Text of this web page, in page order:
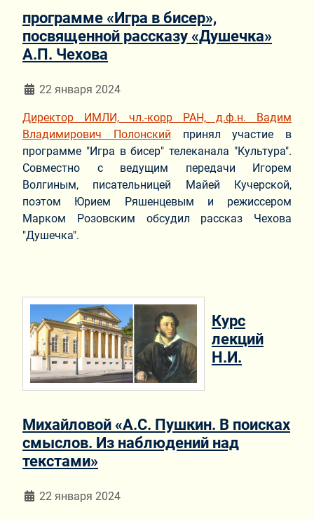
программе «Игра в бисер»,
посвященной рассказу «Душечка»
А.П. Чехова
Информация о материале
22 января 2024
Директор ИМЛИ, чл.-корр РАН, д.ф.н. Вадим
Владимирович Полонский принял участие в
программе "Игра в бисер" телеканала "Культура".
Совместно с ведущим передачи Игорем
Волгиным, писательницей Майей Кучерской,
поэтом Юрием Ряшенцевым и режиссером
Марком Розовским обсудил рассказ Чехова
"Душечка".
Курс
лекций
Н.И.
Михайловой «А.С. Пушкин. В поисках
смыслов. Из наблюдений над
текстами»
Информация о материале
22 января 2024